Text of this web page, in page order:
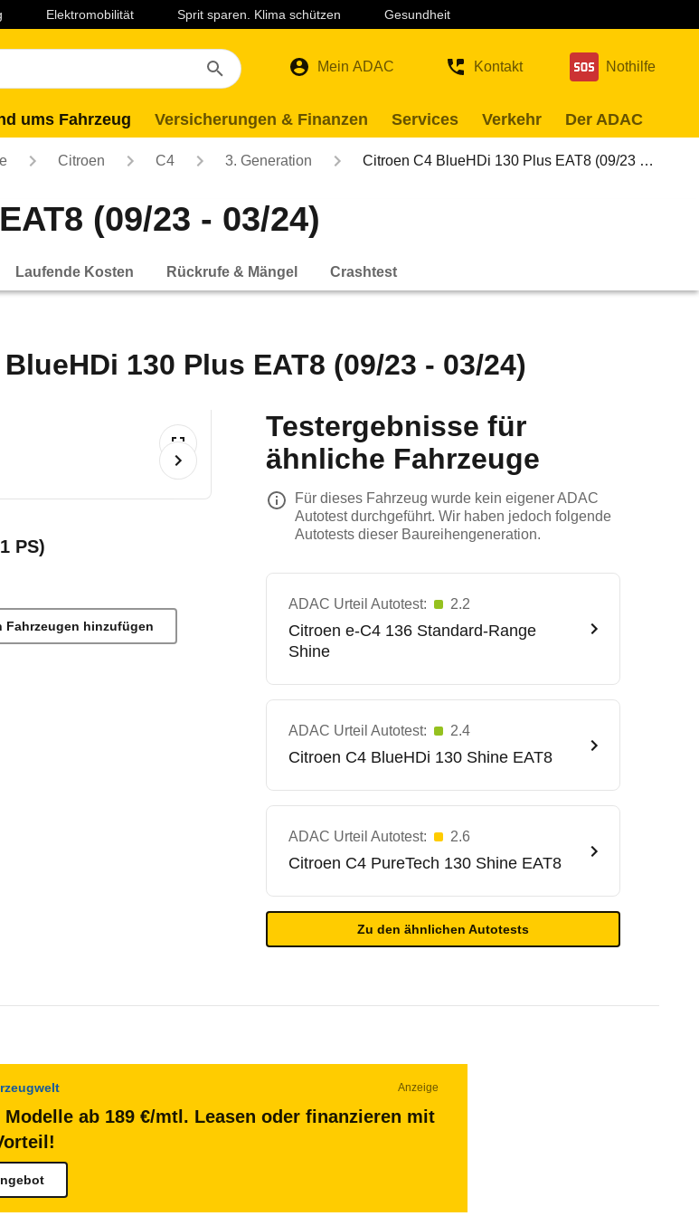
Elektromobilität Sprit sparen. Klima schützen Gesundheit
Mein ADAC Kontakt Nothilfe
ums Fahrzeug Versicherungen & Finanzen Services Verkehr Der ADAC
Citroen C4 3. Generation Citroen C4 BlueHDi 130 Plus EAT8 (09/23 …
(09/23 - 03/24)
Laufende Kosten Rückrufe & Mängel Crashtest
130 Plus EAT8 (09/23 - 03/24)
PS)
Fahrzeugen hinzufügen
Testergebnisse für
ähnliche Fahrzeuge
Für dieses Fahrzeug wurde kein eigener ADAC
Autotest durchgeführt. Wir haben jedoch folgende
Autotests dieser Baureihengeneration.
ADAC Urteil Autotest: 2.2
Citroen e-C4 136 Standard-Range
Shine
ADAC Urteil Autotest: 2.4
Citroen C4 BlueHDi 130 Shine EAT8
ADAC Urteil Autotest: 2.6
Citroen C4 PureTech 130 Shine EAT8
Zu den ähnlichen Autotests
Anzeige
ab 189 €/mtl. Leasen oder finanzieren mit